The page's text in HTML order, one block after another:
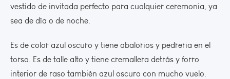
vestido de invitada perfecto para cualquier ceremonia, ya
sea de día o de noche.
Es de color azul oscuro y tiene abalorios y pedreria en el
torso. Es de talle alto y tiene cremallera detrás y forro
interior de raso también azul oscuro con mucho vuelo.